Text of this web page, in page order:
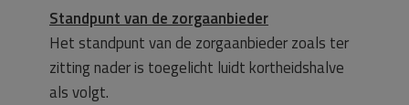
Standpunt van de zorgaanbieder
Het standpunt van de zorgaanbieder zoals ter
zitting nader is toegelicht luidt kortheidshalve
als volgt.